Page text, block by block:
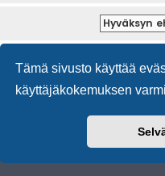
Tämä sivusto käyttää
käyttäjäkokemuksen
Etusivu
Flat Style byIan Bradley•